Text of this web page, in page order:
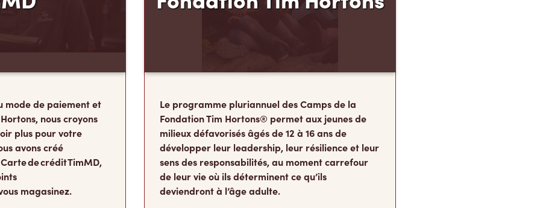
de paiement et
nous croyons
plus pour votre
avons créé
Les Camps de la
Le programme pluriannuel des Camps de la
Fondation Tim Hortons® permet aux jeunes de
milieux défavorisés âgés de 12 à 16 ans de
développer leur leadership, leur résilience et leur